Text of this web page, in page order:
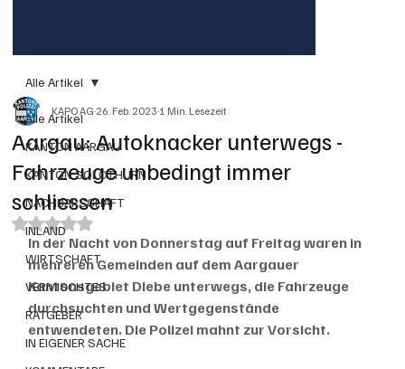
Alle Artikel
KANTON AARGAU
KANTON SOLOTHURN
NACHBARSCHAFT
INLAND
WIRTSCHAFT
VERMISCHTES
RATGEBER
IN EIGENER SACHE
Alle Artikel
Aargau: Autoknacker unterwegs -
Fahrzeuge unbedingt immer
schliessen
KAPO AG26. Feb. 20231 Min. Lesezeit
Mit NaN von 5 Sternen bewertet.
In der Nacht von Donnerstag auf Freitag waren in
mehreren Gemeinden auf dem Aargauer
Kantonsgebiet Diebe unterwegs, die Fahrzeuge
durchsuchten und Wertgegenstände
entwendeten. Die Polizei mahnt zur Vorsicht.